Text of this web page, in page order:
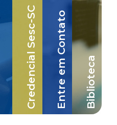
Credencial Sesc-SC Entre em Contato Biblioteca